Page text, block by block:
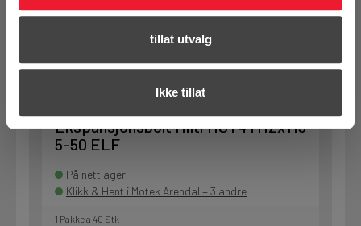
tillat utvalg
Ikke tillat
Logg inn eller
KJØP
Ekspansjonsbolt Hilti HST4 M12x115
5-50 ELF
På nettlager
Klikk & Hent i Motek Arendal + 3 andre
1 Pakke a 40 Stk